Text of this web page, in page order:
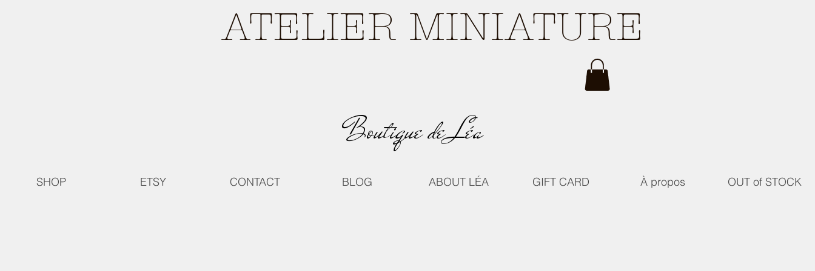
ATELIER MINIATURE
Boutique de Léa
SHOP ETSY CONTACT BLOG ABOUT LÉA GIFT CARD À propos OUT of STOCK